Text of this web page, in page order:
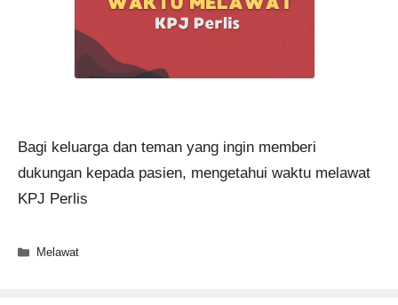
Bagi keluarga dan teman yang ingin memberi
dukungan kepada pasien, mengetahui waktu melawat
KPJ Perlis
Categories
Melawat